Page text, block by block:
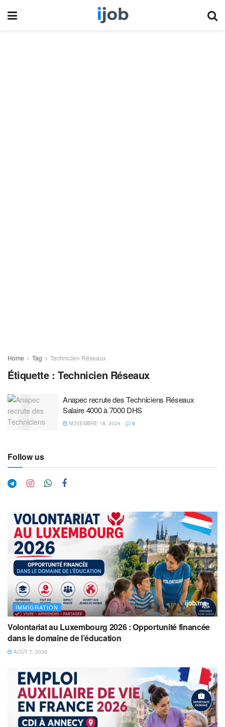
Home Tag Technicien Réseaux
Étiquette :Technicien Réseaux
Anapec recrute des Techniciens Réseaux
Salaire 4000 à 7000 DHS
NOVEMBRE 18, 2024 0
Follow us
IMMIGRATION
Volontariat au Luxembourg 2026 : Opportunité financée
dans le domaine de l’éducation
AOÛT 7, 2026